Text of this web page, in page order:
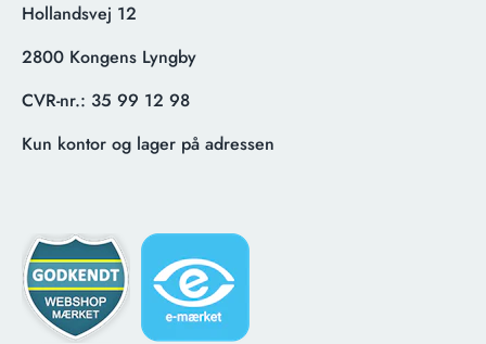
Hollandsvej 12
2800 Kongens Lyngby
CVR-nr.: 35 99 12 98
Kun kontor og lager på adressen